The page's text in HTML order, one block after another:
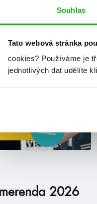
Souhlas
Tato webová stránka
cookies? Používáme je
jednotlivých dat udělíte
tě mohly
2026